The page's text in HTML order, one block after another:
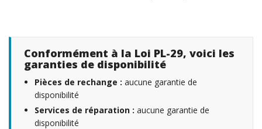
Conformément à la Loi PL-29, voici les
garanties de disponibilité
Pièces de rechange : aucune garantie de
disponibilité
Services de réparation : aucune garantie de
disponibilité